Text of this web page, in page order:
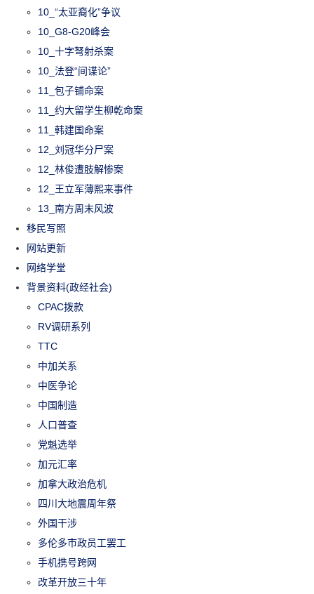
10_“太亚裔化”争议
10_G8-G20峰会
10_十字弩射杀案
10_法登“间谍论”
11_包子铺命案
11_约大留学生柳乾命案
11_韩建国命案
12_刘冠华分尸案
12_林俊遭肢解惨案
12_王立军薄熙来事件
13_南方周末风波
移民写照
网站更新
网络学堂
背景资料(政经社会)
CPAC拨款
RV调研系列
TTC
中加关系
中医争论
中国制造
人口普查
党魁选举
加元汇率
加拿大政治危机
四川大地震周年祭
外国干涉
多伦多市政员工罢工
手机携号跨网
改革开放三十年